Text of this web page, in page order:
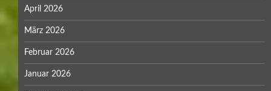
April 2026
März 2026
Februar 2026
Januar 2026